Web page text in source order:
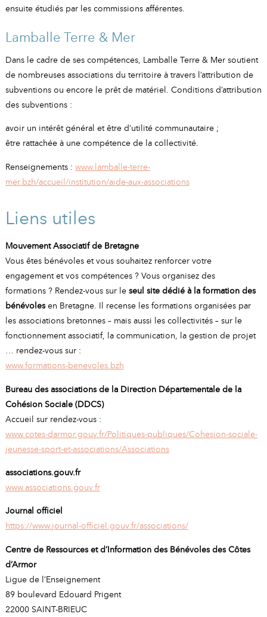
ensuite étudiés par les commissions afférentes.
Lamballe Terre & Mer
Dans le cadre de ses compétences, Lamballe Terre & Mer soutient
de nombreuses associations du territoire à travers l’attribution de
subventions ou encore le prêt de matériel. Conditions d’attribution
des subventions :
avoir un intérêt général et être d’utilité communautaire ;
être rattachée à une compétence de la collectivité.
Renseignements : www.lamballe-terre-
mer.bzh/accueil/institution/aide-aux-associations
Liens utiles
Mouvement Associatif de Bretagne
Vous êtes bénévoles et vous souhaitez renforcer votre
engagement et vos compétences ? Vous organisez des
formations ? Rendez-vous sur le seul site dédié à la formation des
bénévolesen Bretagne. Il recense les formations organisées par
les associations bretonnes – mais aussi les collectivités – sur le
fonctionnement associatif, la communication, la gestion de projet
… rendez-vous sur :
www.formations-benevoles.bzh
Bureau des associations de la Direction Départementale de la
Cohésion Sociale (DDCS)
Accueil sur rendez-vous :
www.cotes-darmor.gouv.fr/Politiques-publiques/Cohesion-sociale-
jeunesse-sport-et-associations/Associations
associations.gouv.fr
www.associations.gouv.fr
Journal officiel
https://www.journal-officiel.gouv.fr/associations/
Centre de Ressources et d’Information des Bénévoles des Côtes
d’Armor
Ligue de l’Enseignement
89 boulevard Edouard Prigent
22000 SAINT-BRIEUC